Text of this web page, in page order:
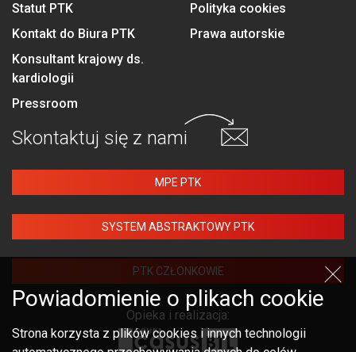
Statut PTK
Kontakt do Biura PTK
Konsultant krajowy ds.
kardiologii
Pressroom
Polityka cookies
Prawa autorskie
Skontaktuj się z nami
MPE PTK
SYSTEM ABSTRAKTOWY PTK
PTK CZŁONKOWIE
Opieka i realizacja:
Powiadomienie o plikach cookie
Strona korzysta z plików cookies i innych technologii